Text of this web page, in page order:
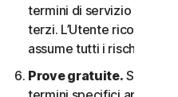
termini di servizio e alle
terzi. L’Utente riconosce
assume tutti i rischi
Prove gratuite. Se